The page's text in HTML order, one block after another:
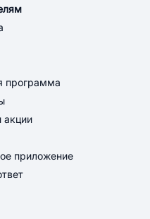
программа
акции
приложение